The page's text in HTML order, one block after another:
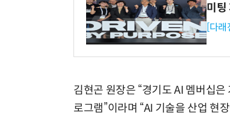
미
[다래
김현곤 원장은 “경기도 AI 멤버십
로그램”이라며 “AI 기술을 산업 현